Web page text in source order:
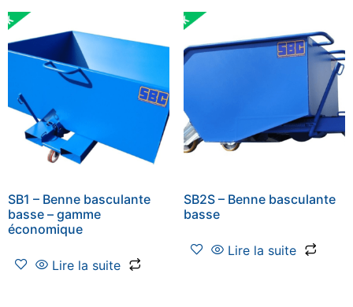
SB1 – Benne basculante
basse – gamme
économique
Lire la suite
SB2S – Benne basculante
basse
Lire la suite